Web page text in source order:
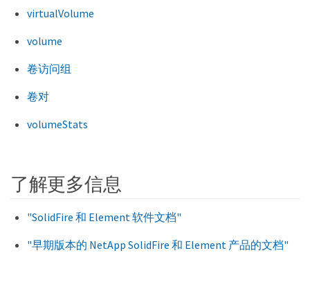
virtualVolume
volume
卷访问组
卷对
volumeStats
了解更多信息
"SolidFire 和 Element 软件文档"
"早期版本的 NetApp SolidFire 和 Element 产品的文档"